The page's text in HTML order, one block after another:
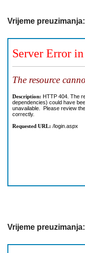
Vrijeme preuzimanja:
Vrijeme preuzimanja: